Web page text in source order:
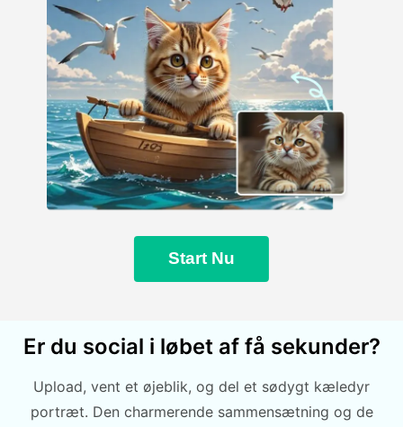
Start Nu
Er du social i løbet af få sekunder?
Upload, vent et øjeblik, og del et sødygt kæledyr
portræt. Den charmerende sammensætning og de